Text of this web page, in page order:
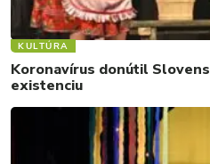
KULTÚRA
Koronavírus donútil
existenciu